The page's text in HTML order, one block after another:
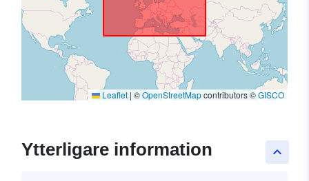
Leaflet | ©OpenStreetMapcontributors ©GISCO
keyboard_arrow_up
Ytterligare information